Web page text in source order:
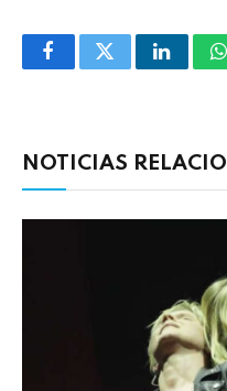
FacebookTwitter
NOTICIAS